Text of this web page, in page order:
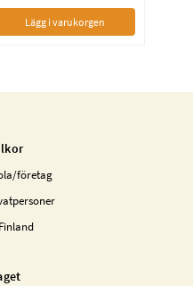
Lägg i varukorgen
företag